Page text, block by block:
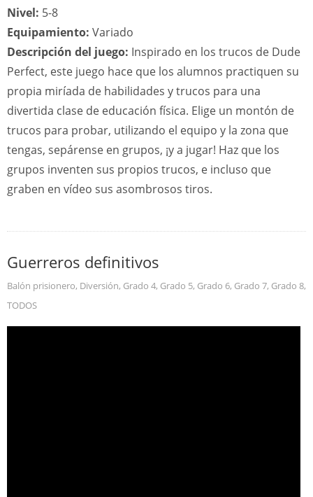
Nivel: 5-8
Equipamiento: Variado
Descripción del juego: Inspirado en los trucos de Dude
Perfect, este juego hace que los alumnos practiquen su
propia miríada de habilidades y trucos para una
divertida clase de educación física. Elige un montón de
trucos para probar, utilizando el equipo y la zona que
tengas, sepárense en grupos, ¡y a jugar! Haz que los
grupos inventen sus propios trucos, e incluso que
graben en vídeo sus asombrosos tiros.
Guerreros definitivos
Balón prisionero, Diversión, Grado 4, Grado 5, Grado 6, Grado 7, Grado 8,
TODOS